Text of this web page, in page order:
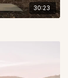
30:23